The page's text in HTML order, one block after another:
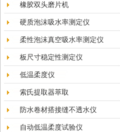
橡胶双头磨片机
硬质泡沫吸水率测定仪
柔性泡沫真空吸水率测定仪
板尺寸稳定性测定仪
低温柔度仪
索氏提取器萃取
防水卷材搭接缝不透水仪
自动低温柔度试验仪